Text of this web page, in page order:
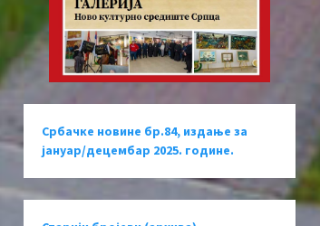
Србачке новине бр.84, издање за
јануар/децембар 2025. године.